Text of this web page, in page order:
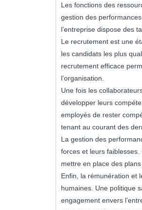
Les fonctions des
gestion des
l’entreprise dispose des
Le recrutement est une
les candidats les plus
recrutement efficace
l’organisation.
Une fois les
développer leurs
employés de rester
tenant au courant des
La gestion des
forces et leurs
mettre en place des
Enfin, la rémunération et
humaines. Une politique
engagement envers